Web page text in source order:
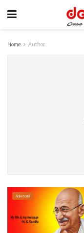
Home Author
Advetorial